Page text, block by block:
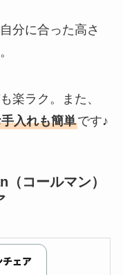
分に合った高さ
楽ラク。また、
入れも簡単です♪
（コールマン）